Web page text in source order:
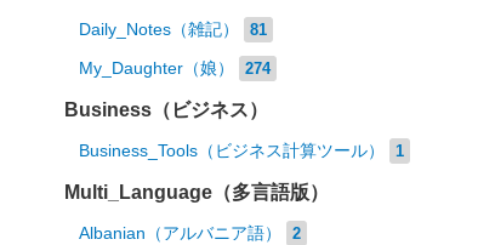
Daily_Notes（雑記） 81
My_Daughter（娘） 274
Business（ビジネス）
Business_Tools（ビジネス計算ツール） 1
Multi_Language（多言語版）
Albanian（アルバニア語） 2